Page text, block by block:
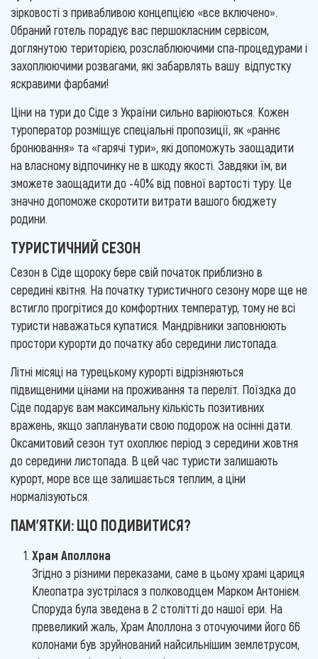
зірковості з привабливою концепцією «все включено».
Обраний готель порадує вас першокласним сервісом,
доглянутою територією, розслаблюючими спа-процедурами і
захоплюючими розвагами, які забарвлять вашу відпустку
яскравими фарбами!
Ціни на тури до Сіде з України сильно варіюються. Кожен
туроператор розміщує спеціальні пропозиції, як «раннє
бронювання» та «гарячі тури», які допоможуть заощадити
на власному відпочинку не в шкоду якості. Завдяки їм, ви
зможете заощадити до -40% від повної вартості туру. Це
значно допоможе скоротити витрати вашого бюджету
родини.
ТУРИСТИЧНИЙ СЕЗОН
Сезон в Сіде щороку бере свій початок приблизно в
середині квітня. На початку туристичного сезону море ще не
встигло прогрітися до комфортних температур, тому не всі
туристи наважаться купатися. Мандрівники заповнюють
простори курорти до початку або середини листопада.
Літні місяці на турецькому курорті відрізняються
підвищеними цінами на проживання та переліт. Поїздка до
Сіде подарує вам максимальну кількість позитивних
вражень, якщо запланувати свою подорож на осінні дати.
Оксамитовий сезон тут охоплює період з середини жовтня
до середини листопада. В цей час туристи залишають
курорт, море все ще залишається теплим, а ціни
нормалізуються.
ПАМ'ЯТКИ: ЩО ПОДИВИТИСЯ?
Храм Аполлона
Згідно з різними переказами, саме в цьому храмі цариця
Клеопатра зустрілася з полководцем Марком Антонієм.
Споруда була зведена в 2 столітті до нашої ери. На
превеликий жаль, Храм Аполлона з оточуючими його 66
колонами був зруйнований найсильнішим землетрусом,